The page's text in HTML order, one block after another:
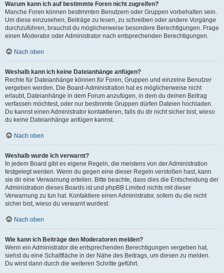
Warum kann ich auf bestimmte Foren nicht zugreifen?
Manche Foren können bestimmten Benutzern oder Gruppen vorbehalten sein.
Um diese einzusehen, Beiträge zu lesen, zu schreiben oder andere Vorgänge
durchzuführen, brauchst du möglicherweise besondere Berechtigungen. Frage
einen Moderator oder Administrator nach entsprechenden Berechtigungen.
Nach oben
Weshalb kann ich keine Dateianhänge anfügen?
Rechte für Dateianhänge können für Foren, Gruppen und einzelne Benutzer
vergeben werden. Die Board-Administration hat es möglicherweise nicht
erlaubt, Dateianhänge in dem Forum anzufügen, in dem du deinen Beitrag
verfassen möchtest, oder nur bestimmte Gruppen dürfen Dateien hochladen.
Du kannst einen Administrator kontaktieren, falls du dir nicht sicher bist, wieso
du keine Dateianhänge anfügen kannst.
Nach oben
Weshalb wurde ich verwarnt?
In jedem Board gibt es eigene Regeln, die meistens von der Administration
festgelegt werden. Wenn du gegen eine dieser Regeln verstoßen hast, kann
sie dir eine Verwarnung erteilen. Bitte beachte, dass dies die Entscheidung der
Administration dieses Boards ist und phpBB Limited nichts mit dieser
Verwarnung zu tun hat. Kontaktiere einen Administrator, sofern du die nicht
sicher bist, wieso du verwarnt wurdest.
Nach oben
Wie kann ich Beiträge den Moderatoren melden?
Wenn ein Administrator die entsprechenden Berechtigungen vergeben hat,
siehst du eine Schaltfläche in der Nähe des Beitrags, um diesen zu melden.
Du wirst dann durch die weiteren Schritte geführt.